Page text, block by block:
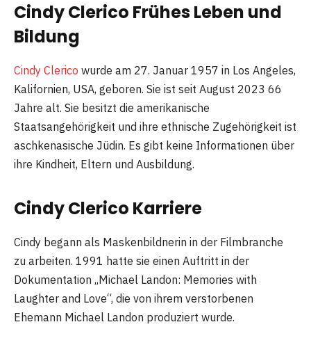
Cindy Clerico Frühes Leben und
Bildung
Cindy Clerico wurde am 27. Januar 1957 in Los Angeles,
Kalifornien, USA, geboren. Sie ist seit August 2023 66
Jahre alt. Sie besitzt die amerikanische
Staatsangehörigkeit und ihre ethnische Zugehörigkeit ist
aschkenasische Jüdin. Es gibt keine Informationen über
ihre Kindheit, Eltern und Ausbildung.
Cindy Clerico Karriere
Cindy begann als Maskenbildnerin in der Filmbranche
zu arbeiten. 1991 hatte sie einen Auftritt in der
Dokumentation „Michael Landon: Memories with
Laughter and Love“, die von ihrem verstorbenen
Ehemann Michael Landon produziert wurde.